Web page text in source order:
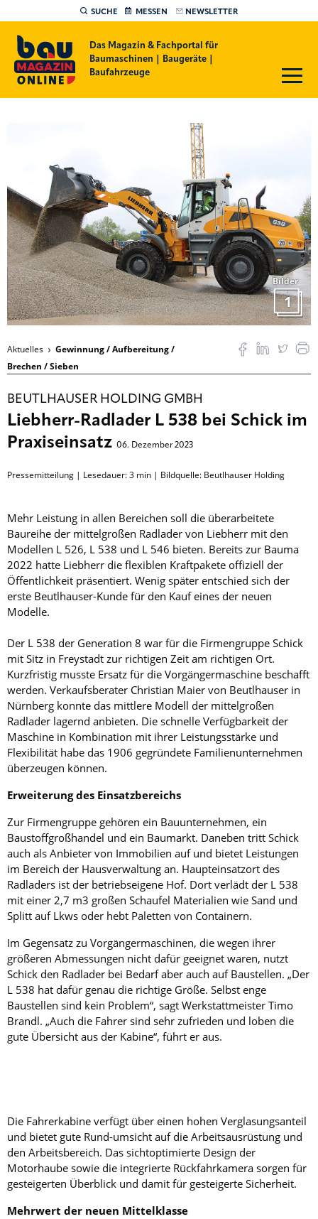
SUCHE MESSEN NEWSLETTER
Das Magazin & Fachportal für
Baumaschinen | Baugeräte |
Baufahrzeuge
Bilder
1
Aktuelles
Gewinnung / Aufbereitung /
Brechen / Sieben
BEUTLHAUSER HOLDING GMBH
Liebherr-Radlader L 538 bei Schick im
Praxiseinsatz 06. Dezember 2023
Pressemitteilung | Lesedauer:3 min | Bildquelle: Beutlhauser Holding
Mehr Leistung in allen Bereichen soll die überarbeitete
Baureihe der mittelgroßen Radlader von Liebherr mit den
Modellen L 526, L 538 und L 546 bieten. Bereits zur Bauma
2022 hatte Liebherr die flexiblen Kraftpakete offiziell der
Öffentlichkeit präsentiert. Wenig später entschied sich der
erste Beutlhauser-Kunde für den Kauf eines der neuen
Modelle.
Der L 538 der Generation 8 war für die Firmengruppe Schick
mit Sitz in Freystadt zur richtigen Zeit am richtigen Ort.
Kurzfristig musste Ersatz für die Vorgängermaschine beschafft
werden. Verkaufsberater Christian Maier von Beutlhauser in
Nürnberg konnte das mittlere Modell der mittelgroßen
Radlader lagernd anbieten. Die schnelle Verfügbarkeit der
Maschine in Kombination mit ihrer Leistungsstärke und
Flexibilität habe das 1906 gegründete Familienunternehmen
überzeugen können.
Erweiterung des Einsatzbereichs
Zur Firmengruppe gehören ein Bauunternehmen, ein
Baustoffgroßhandel und ein Baumarkt. Daneben tritt Schick
auch als Anbieter von Immobilien auf und bietet Leistungen
im Bereich der Hausverwaltung an. Haupteinsatzort des
Radladers ist der betriebseigene Hof. Dort verlädt der L 538
mit einer 2,7 m3 großen Schaufel Materialien wie Sand und
Splitt auf Lkws oder hebt Paletten von Containern.
Im Gegensatz zu Vorgängermaschinen, die wegen ihrer
größeren Abmessungen nicht dafür geeignet waren, nutzt
Schick den Radlader bei Bedarf aber auch auf Baustellen. „Der
L 538 hat dafür genau die richtige Größe. Selbst enge
Baustellen sind kein Problem“, sagt Werkstattmeister Timo
Brandl. „Auch die Fahrer sind sehr zufrieden und loben die
gute Übersicht aus der Kabine“, führt er aus.
Die Fahrerkabine verfügt über einen hohen Verglasungsanteil
und bietet gute Rund-umsicht auf die Arbeitsausrüstung und
den Arbeitsbereich. Das sichtoptimierte Design der
Motorhaube sowie die integrierte Rückfahrkamera sorgen für
gesteigerten Überblick und damit für gesteigerte Sicherheit.
Mehrwert der neuen Mittelklasse